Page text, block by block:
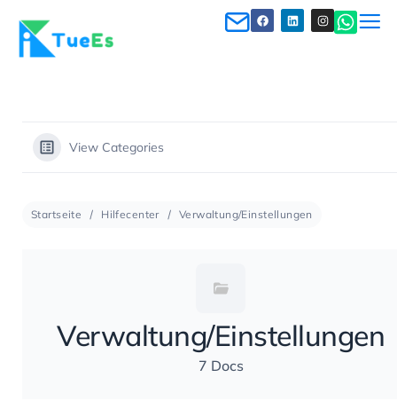
View Categories
Startseite Hilfecenter Verwaltung/Einstellungen
Verwaltung/Einstellungen
7 Docs